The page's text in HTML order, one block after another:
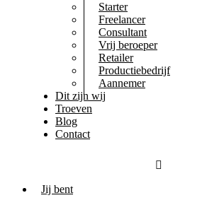
Starter
Freelancer
Consultant
Vrij beroeper
Retailer
Productiebedrijf
Aannemer
Dit zijn wij
Troeven
Blog
Contact
Jij bent